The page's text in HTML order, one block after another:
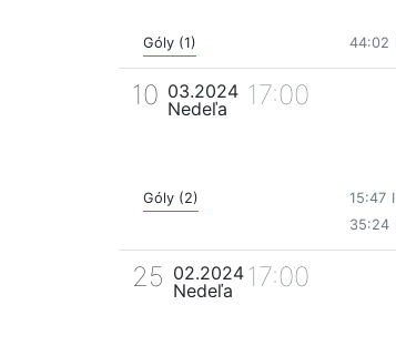
Góly (1) 44:02
10 03.2024
Nedeľa
17:00
Góly (2) 15:47
35:24
25 02.2024
Nedeľa
17:00